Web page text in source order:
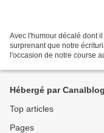
Avec l'humour décalé dont
surprenant que notre
l'occasion de notre course
Hébergé par Canalblog
Top articles
Pages